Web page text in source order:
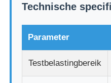
Technische
Parameter
Testbelastingbereik